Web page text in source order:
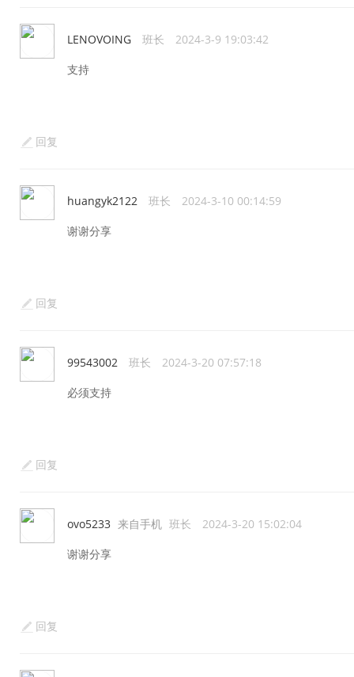
LENOVOING 班长 2024-3-9 19:03:42
支持
回复
huangyk2122 班长 2024-3-10 00:14:59
谢谢分享
回复
99543002 班长 2024-3-20 07:57:18
必须支持
回复
ovo5233 来自手机 班长 2024-3-20 15:02:04
谢谢分享
回复